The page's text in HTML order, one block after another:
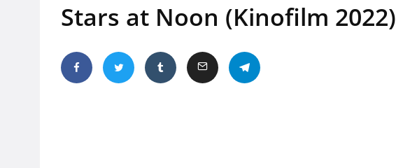
Stars at Noon (Kinofilm 2022)